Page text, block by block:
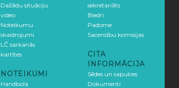
Dažādu situāciju
video
Noteikumu
skaidrojumi
LČ sarkanās
kartītes
NOTEIKUMI
Handbola
sekretariāts
Biedri
Padome
Sacensību komisijas
CITA
INFORMĀCIJA
Sēdes un sapulces
Dokumenti